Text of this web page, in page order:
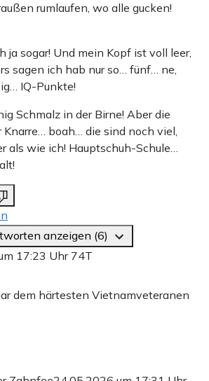
rumlaufen, wo alle gucken!
ja sogar! Und mein Kopf ist voll leer,
sagen ich hab nur so… fünf… ne,
IQ-Punkte!
Schmalz in der Birne! Aber die
Knarre… boah… die sind noch viel,
als wie ich! Hauptschuh-Schule…
anzeigen (6)
17:23 Uhr 74T
dem härtesten Vietnamveteranen